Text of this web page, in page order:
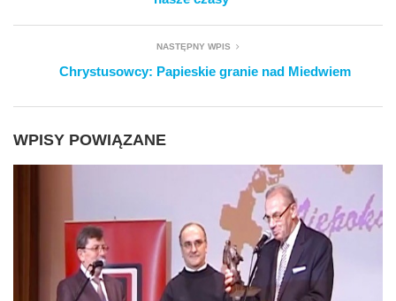
NASTĘPNY WPIS
Chrystusowcy: Papieskie granie nad Miedwiem
WPISY POWIĄZANE